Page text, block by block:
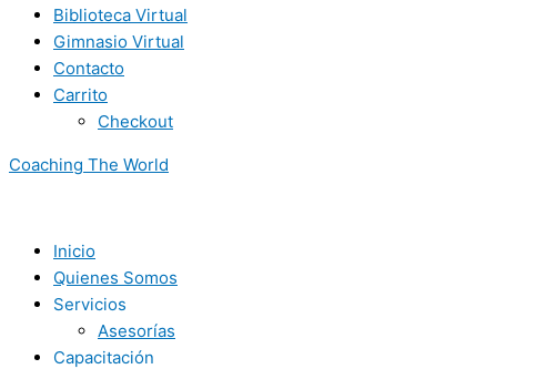
Biblioteca Virtual
Gimnasio Virtual
Contacto
Carrito
Checkout
Coaching The World
Inicio
Quienes Somos
Servicios
Asesorías
Capacitación